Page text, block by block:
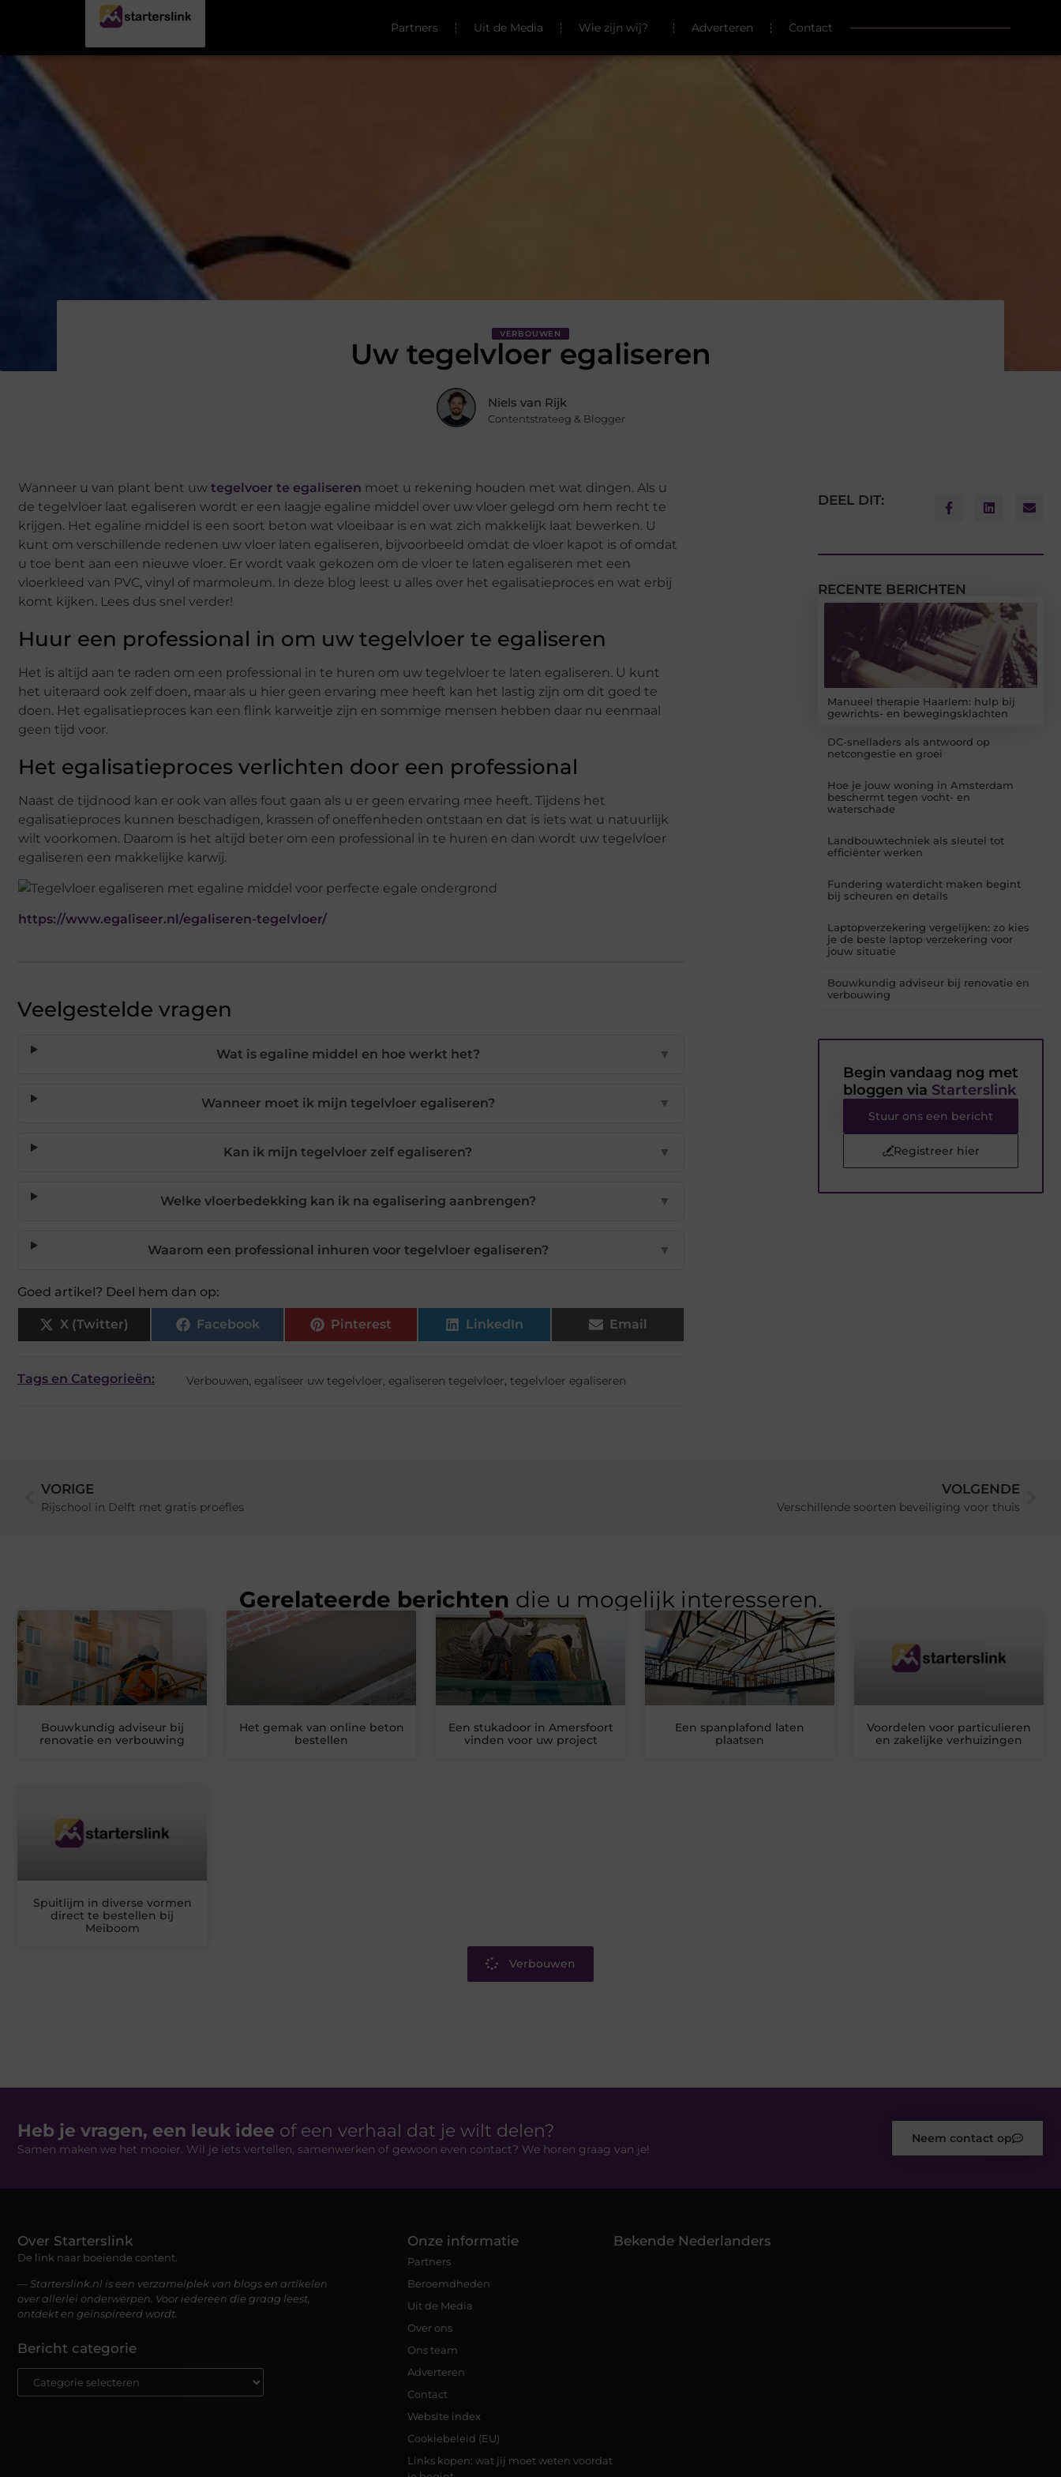
Partners Uit de Media Wie zijn wij? Adverteren Contact
VERBOUWEN
Uw tegelvloer egaliseren
Niels van Rijk
Contentstrateeg & Blogger
Wanneer u van plant bent uw tegelvoer te egaliseren moet u rekening houden met wat dingen. Als u
de tegelvloer laat egaliseren wordt er een laagje egaline middel over uw vloer gelegd om hem recht te
krijgen. Het egaline middel is een soort beton wat vloeibaar is en wat zich makkelijk laat bewerken. U
kunt om verschillende redenen uw vloer laten egaliseren, bijvoorbeeld omdat de vloer kapot is of omdat
u toe bent aan een nieuwe vloer. Er wordt vaak gekozen om de vloer te laten egaliseren met een
vloerkleed van PVC, vinyl of marmoleum. In deze blog leest u alles over het egalisatieproces en wat erbij
komt kijken. Lees dus snel verder!
Huur een professional in om uw tegelvloer te egaliseren
Het is altijd aan te raden om een professional in te huren om uw tegelvloer te laten egaliseren. U kunt
het uiteraard ook zelf doen, maar als u hier geen ervaring mee heeft kan het lastig zijn om dit goed te
doen. Het egalisatieproces kan een flink karweitje zijn en sommige mensen hebben daar nu eenmaal
geen tijd voor.
Het egalisatieproces verlichten door een professional
Naast de tijdnood kan er ook van alles fout gaan als u er geen ervaring mee heeft. Tijdens het
egalisatieproces kunnen beschadigen, krassen of oneffenheden ontstaan en dat is iets wat u natuurlijk
wilt voorkomen. Daarom is het altijd beter om een professional in te huren en dan wordt uw tegelvloer
egaliseren een makkelijke karwij.
https://www.egaliseer.nl/egaliseren-tegelvloer/
Veelgestelde vragen
Wat is egaline middel en hoe werkt het? ▼
Wanneer moet ik mijn tegelvloer egaliseren? ▼
Kan ik mijn tegelvloer zelf egaliseren? ▼
Welke vloerbedekking kan ik na egalisering aanbrengen? ▼
Waarom een professional inhuren voor tegelvloer egaliseren? ▼
Goed artikel? Deel hem dan op:
X (Twitter) Facebook Pinterest LinkedIn Email
Tags en Categorieën: Verbouwen, egaliseer uw tegelvloer, egaliseren tegelvloer, tegelvloer egaliseren
DEEL DIT:
RECENTE BERICHTEN
Manueel therapie Haarlem: hulp bij
gewrichts- en bewegingsklachten
DC-snelladers als antwoord op
netcongestie en groei
Hoe je jouw woning in Amsterdam
beschermt tegen vocht- en
waterschade
Landbouwtechniek als sleutel tot
efficiënter werken
Fundering waterdicht maken begint
bij scheuren en details
Laptopverzekering vergelijken: zo kies
je de beste laptop verzekering voor
jouw situatie
Bouwkundig adviseur bij renovatie en
verbouwing
Begin vandaag nog met
bloggen via Starterslink
Stuur ons een bericht
Registreer hier
VORIGE
Rijschool in Delft met gratis proefles
VOLGENDE
Verschillende soorten beveiliging voor thuis
Gerelateerde berichten die u mogelijk interesseren.
Bouwkundig adviseur bij
renovatie en verbouwing
Het gemak van online beton
bestellen
Een stukadoor in Amersfoort
vinden voor uw project
Een spanplafond laten
plaatsen
Voordelen voor particulieren
en zakelijke verhuizingen
Spuitlijm in diverse vormen
direct te bestellen bij
Meiboom
Verbouwen
Heb je vragen, een leuk idee of een verhaal dat je wilt delen?
Samen maken we het mooier. Wil je iets vertellen, samenwerken of gewoon even contact? We horen graag van je!
Neem contact op
Over Starterslink
De link naar boeiende content.
— Starterslink.nl is een verzamelplek van blogs en artikelen
over allerlei onderwerpen. Voor iedereen die graag leest,
ontdekt en geïnspireerd wordt.
Bericht categorie
Onze informatie
Partners
Beroemdheden
Uit de Media
Over ons
Ons team
Adverteren
Contact
Website index
Cookiebeleid (EU)
Links kopen: wat jij moet weten voordat
Bekende Nederlanders